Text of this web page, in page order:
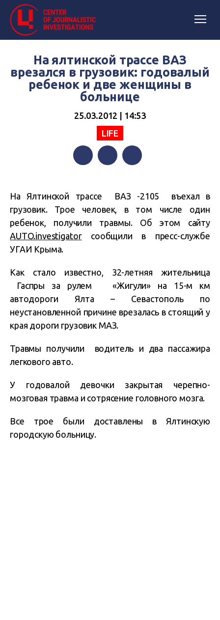
На ялтинской трассе ВАЗ
врезался в грузовик: годовалый
ребенок и две женщины в
больнице
25.03.2012 | 14:53
LIFE
На Ялтинской трассе ВАЗ -2105 въехал в
грузовик. Трое человек, в том числе один
ребенок, получили травмы. Об этом сайту
AUTO.investigatorсообщили в пресс-службе
УГАИ Крыма.
Как стало известно, 32-летняя жительница
Гаспры за рулем «Жигули» на 15-м км
автодороги Ялта – Севастополь по
неустановленной причине врезалась в стоящий у
края дороги грузовик МАЗ.
Травмы получили водитель и два пассажира
легкового авто.
У годовалой девочки закрытая черепно-
мозговая травма и сотрясение головного мозга.
Все трое были доставлены в Ялтинскую
городскую больницу.